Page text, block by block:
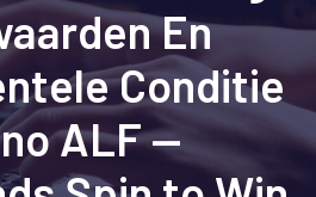
En
Conditie
ALF —